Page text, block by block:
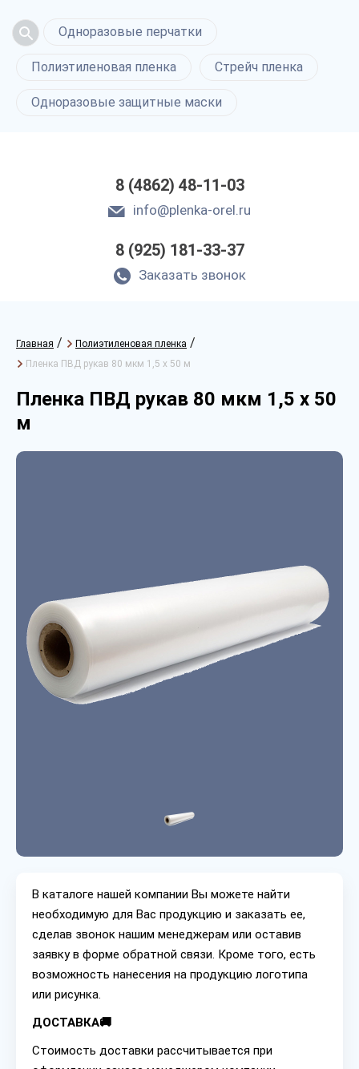
Одноразовые перчатки
Полиэтиленовая пленка Стрейч пленка
Одноразовые защитные маски
8 (4862) 48-11-03
info@plenka-orel.ru
8 (925) 181-33-37
Заказать звонок
Главная / Полиэтиленовая пленка /
Пленка ПВД рукав 80 мкм 1,5 х 50 м
Пленка ПВД рукав 80 мкм 1,5 х 50
м
В каталоге нашей компании Вы можете найти
необходимую для Вас продукцию и заказать ее,
сделав звонок нашим менеджерам или оставив
заявку в форме обратной связи. Кроме того, есть
возможность нанесения на продукцию логотипа
или рисунка.
ДОСТАВКА🚚
Стоимость доставки рассчитывается при